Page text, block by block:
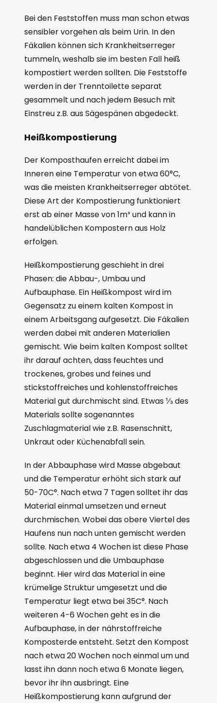
Bei den Feststoffen muss man schon etwas
sensibler vorgehen als beim Urin. In den
Fäkalien können sich Krankheitserreger
tummeln, weshalb sie im besten Fall heiß
kompostiert werden sollten. Die Feststoffe
werden in der Trenntoilette separat
gesammelt und nach jedem Besuch mit
Einstreu z.B. aus Sägespänen abgedeckt.
Heißkompostierung
Der Komposthaufen erreicht dabei im
Inneren eine Temperatur von etwa 60°C,
was die meisten Krankheitserreger abtötet.
Diese Art der Kompostierung funktioniert
erst ab einer Masse von 1m³ und kann in
handelüblichen Kompostern aus Holz
erfolgen.
Heißkompostierung geschieht in drei
Phasen: die Abbau-, Umbau und
Aufbauphase. Ein Heißkompost wird im
Gegensatz zu einem kalten Kompost in
einem Arbeitsgang aufgesetzt. Die Fäkalien
werden dabei mit anderen Materialien
gemischt. Wie beim kalten Kompost solltet
ihr darauf achten, dass feuchtes und
trockenes, grobes und feines und
stickstoffreiches und kohlenstoffreiches
Material gut durchmischt sind. Etwas ⅓ des
Materials sollte sogenanntes
Zuschlagmaterial wie z.B. Rasenschnitt,
Unkraut oder Küchenabfall sein.
In der Abbauphase wird Masse abgebaut
und die Temperatur erhöht sich stark auf
50-70C°. Nach etwa 7 Tagen solltet ihr das
Material einmal umsetzen und erneut
durchmischen. Wobei das obere Viertel des
Haufens nun nach unten gemischt werden
sollte. Nach etwa 4 Wochen ist diese Phase
abgeschlossen und die Umbauphase
beginnt. Hier wird das Material in eine
krümelige Struktur umgesetzt und die
Temperatur liegt etwa bei 35C°. Nach
weiteren 4-6 Wochen geht es in die
Aufbauphase, in der nährstoffreiche
Komposterde entsteht. Setzt den Kompost
nach etwa 20 Wochen noch einmal um und
lasst ihn dann noch etwa 6 Monate liegen,
bevor ihr ihn ausbringt. Eine
Heißkompostierung kann aufgrund der